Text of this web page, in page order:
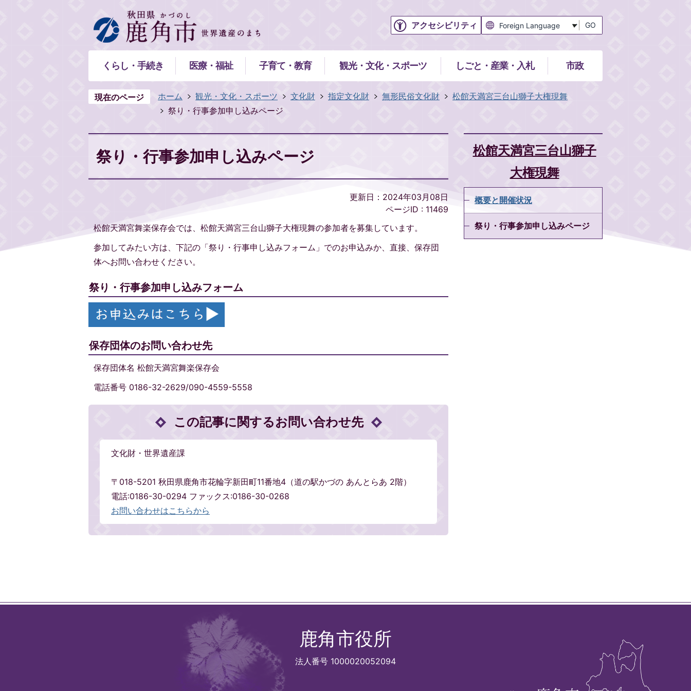
アクセシビリティ GO
くらし・手続き 医療・福祉 子育て・教育 観光・文化・スポーツ しごと・産業・入札 市政
現在のページ ホーム 観光・文化・スポーツ 文化財 指定文化財 無形民俗文化財
松館天満宮三台山獅子大権現舞
祭り・行事参加申し込みページ
祭り・行事参加申し込みページ
更新日：2024年03月08日
ページID : 11469
松館天満宮舞楽保存会では、松館天満宮三台山獅子大権現舞の参加者を募集しています。
参加してみたい方は、下記の「祭り・行事申し込みフォーム」でのお申込みか、直接、保存団
体へお問い合わせください。
祭り・行事参加申し込みフォーム
保存団体のお問い合わせ先
保存団体名 松館天満宮舞楽保存会
電話番号 0186-32-2629/090-4559-5558
この記事に関するお問い合わせ先
文化財・世界遺産課
〒018-5201 秋田県鹿角市花輪字新田町11番地4（道の駅かづの あんとらあ 2階）
電話:0186-30-0294 ファックス:0186-30-0268
お問い合わせはこちらから
松館天満宮三台山獅子
大権現舞
概要と開催状況
祭り・行事参加申し込みページ
鹿角市役所
法人番号 1000020052094